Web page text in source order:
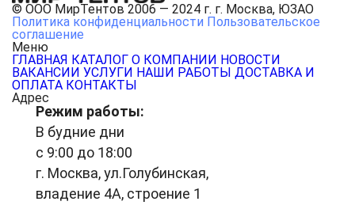
© ООО МирТентов 2006 — 2024 г. г. Москва, ЮЗАО
Политика конфиденциальности Пользовательское
соглашение
Меню
ГЛАВНАЯ КАТАЛОГ О КОМПАНИИ НОВОСТИ
ВАКАНСИИ УСЛУГИ НАШИ РАБОТЫ ДОСТАВКА И
ОПЛАТА КОНТАКТЫ
Адрес
Режим работы:
В будние дни
с 9:00 до 18:00
г. Москва, ул.Голубинская,
владение 4А, строение 1